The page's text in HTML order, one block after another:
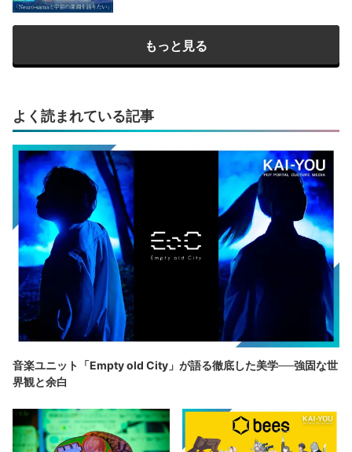
もっと見る
よく読まれている記事
音楽ユニット「Empty old City」が語る徹底した美学──強固な世
界観と余白